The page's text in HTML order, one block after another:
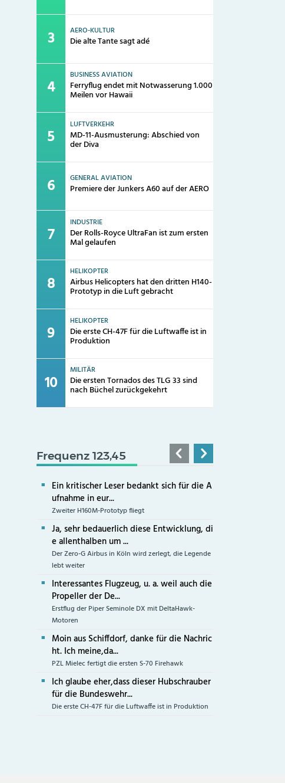
AERO-KULTUR
Die alte Tante sagt adé
BUSINESS AVIATION
Ferryflug endet mit Notwasserung 1.000
Meilen vor Hawaii
LUFTVERKEHR
MD-11-Ausmusterung: Abschied von
der Diva
GENERAL AVIATION
Premiere der Junkers A60 auf der AERO
INDUSTRIE
Der Rolls-Royce UltraFan ist zum ersten
Mal gelaufen
HELIKOPTER
Airbus Helicopters hat den dritten H140-
Prototyp in die Luft gebracht
HELIKOPTER
Die erste CH-47F für die Luftwaffe ist in
Produktion
MILITÄR
Die ersten Tornados des TLG 33 sind
nach Büchel zurückgekehrt
Frequenz 123,45
Ein kritischer Leser bedankt sich für die A
ufnahme in eur...
Zweiter H160M-Prototyp fliegt
Ja, sehr bedauerlich diese Entwicklung, di
e allenthalben um ...
Der Zero-G Airbus in Köln wird zerlegt, die Legende
lebt weiter
Interessantes Flugzeug, u. a. weil auch die
Propeller der De...
Erstflug der Piper Seminole DX mit DeltaHawk-
Motoren
Moin aus Schiffdorf, danke für die Nachric
ht. Ich meine,da...
PZL Mielec fertigt die ersten S-70 Firehawk
Ich glaube eher,dass dieser Hubschrauber
für die Bundeswehr...
Die erste CH-47F für die Luftwaffe ist in Produktion